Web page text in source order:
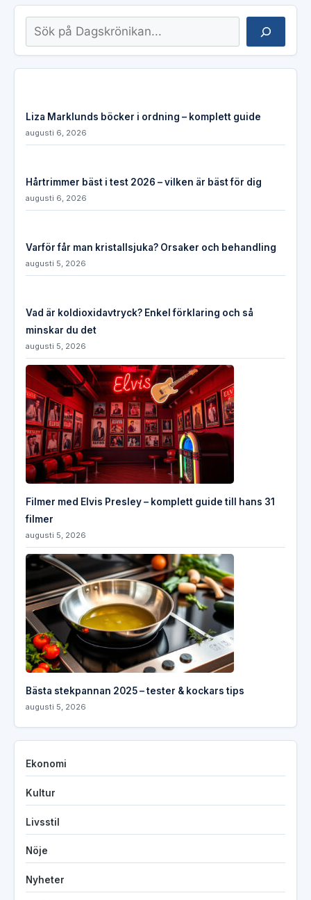
Sök
Liza Marklunds böcker i ordning – komplett guide
augusti 6, 2026
Hårtrimmer bäst i test 2026 – vilken är bäst för dig
augusti 6, 2026
Varför får man kristallsjuka? Orsaker och behandling
augusti 5, 2026
Vad är koldioxidavtryck? Enkel förklaring och så
minskar du det
augusti 5, 2026
Filmer med Elvis Presley – komplett guide till hans 31
filmer
augusti 5, 2026
Bästa stekpannan 2025 – tester & kockars tips
augusti 5, 2026
Ekonomi
Kultur
Livsstil
Nöje
Nyheter